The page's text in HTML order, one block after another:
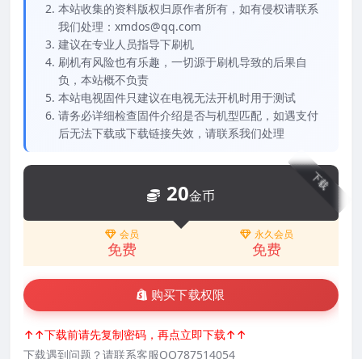
本站收集的资料版权归原作者所有，如有侵权请联系
我们处理：xmdos@qq.com
建议在专业人员指导下刷机
刷机有风险也有乐趣，一切源于刷机导致的后果自
负，本站概不负责
本站电视固件只建议在电视无法开机时用于测试
请务必详细检查固件介绍是否与机型匹配，如遇支付
后无法下载或下载链接失效，请联系我们处理
下载
20金币
会员
免费
永久会员
免费
购买下载权限
↑↑下载前请先复制密码，再点立即下载↑↑
下载遇到问题？请联系客服QQ787514054